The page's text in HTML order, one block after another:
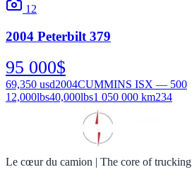
12
2004 Peterbilt 379
95 000$
69,350 usd2004CUMMINS ISX — 500
12,000lbs40,000lbs1 050 000 km234
Le cœur du camion | The core of trucking